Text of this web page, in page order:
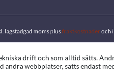
lagstadgad moms plusfraktkostnaderoch
drift och som alltid sätts.
webbplatser, sätts endast